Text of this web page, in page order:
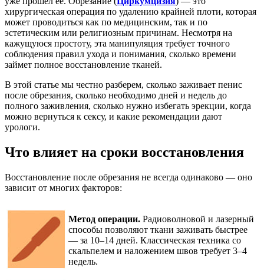
хирургическая операция по удалению крайней плоти, которая
может проводиться как по медицинским, так и по
эстетическим или религиозным причинам. Несмотря на
кажущуюся простоту, эта манипуляция требует точного
соблюдения правил ухода и понимания, сколько времени
займет полное восстановление тканей.
В этой статье мы честно разберем, сколько заживает пенис
после обрезания, сколько необходимо дней и недель до
полного заживления, сколько нужно избегать эрекции, когда
можно вернуться к сексу, и какие рекомендации дают
урологи.
Что влияет на сроки восстановления
Восстановление после обрезания не всегда одинаково — оно
зависит от многих факторов:
Метод операции. Радиоволновой и лазерный
способы позволяют ткани заживать быстрее
— за 10–14 дней. Классическая техника со
скальпелем и наложением швов требует 3–4
недель.